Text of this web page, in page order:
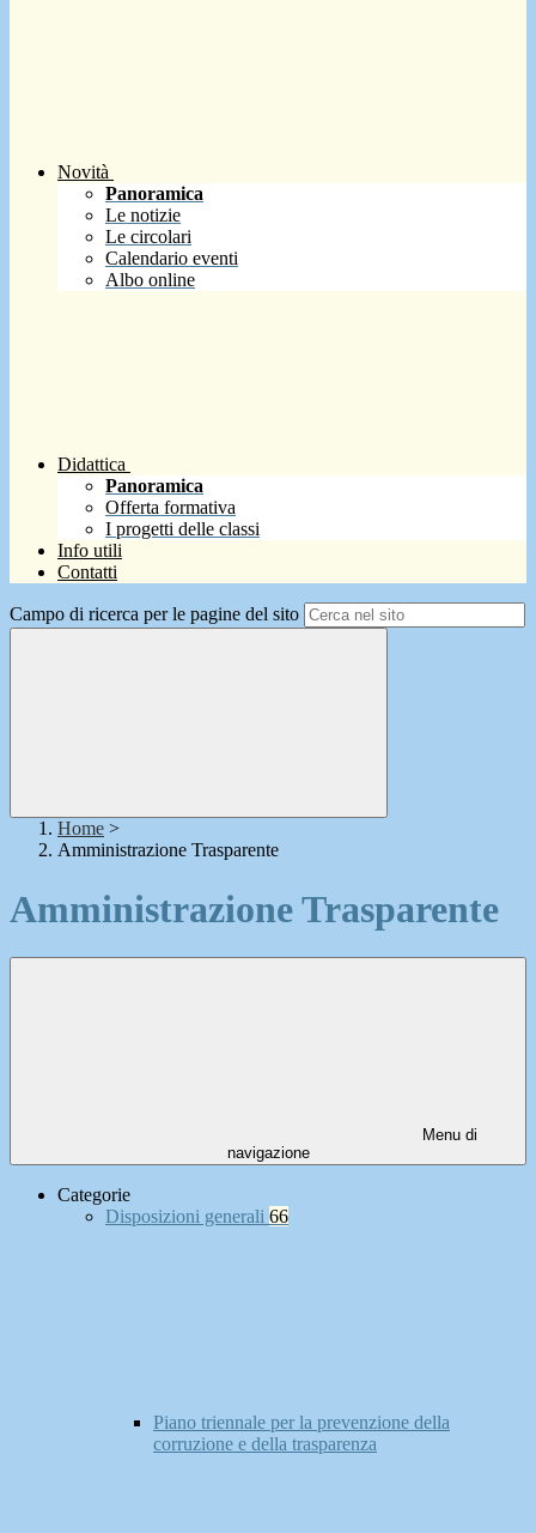
Novità
Panoramica
Le notizie
Le circolari
Calendario eventi
Albo online
Didattica
Panoramica
Offerta formativa
I progetti delle classi
Info utili
Contatti
Campo di ricerca per le pagine del sito
Home >
Amministrazione Trasparente
Amministrazione Trasparente
Menu di
navigazione
Categorie
Disposizioni generali 66
Piano triennale per la prevenzione della
corruzione e della trasparenza